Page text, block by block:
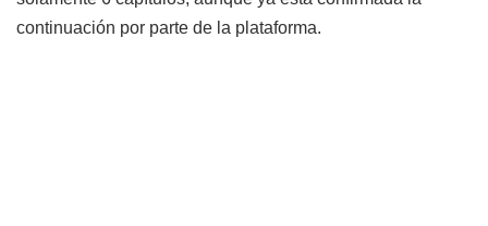
continuación por parte de la plataforma.